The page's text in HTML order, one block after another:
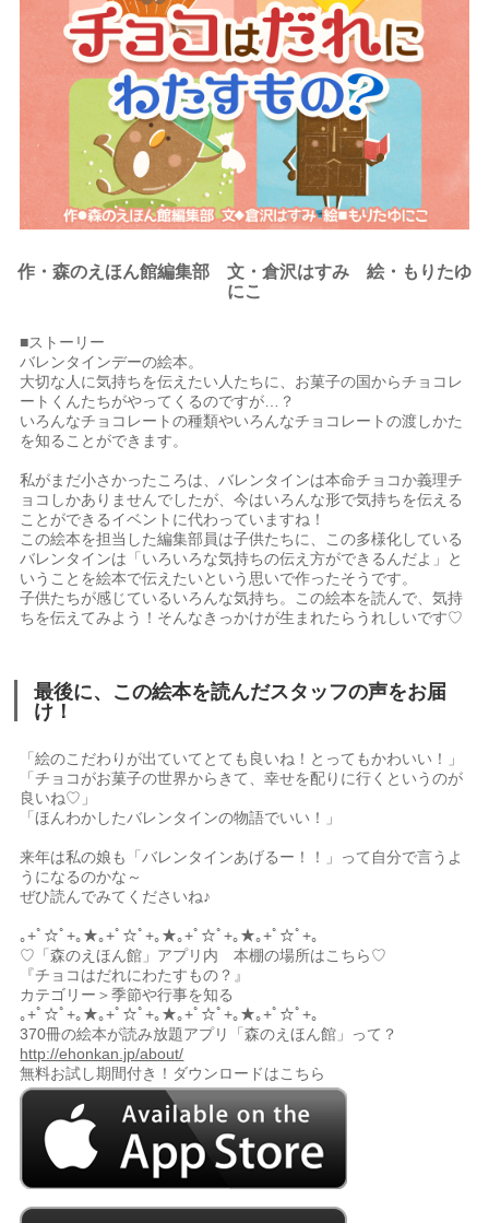
作・森のえほん館編集部 文・倉沢はすみ 絵・もりたゆ
にこ
■ストーリー
バレンタインデーの絵本。
大切な人に気持ちを伝えたい人たちに、お菓子の国からチョコレ
ートくんたちがやってくるのですが…？
いろんなチョコレートの種類やいろんなチョコレートの渡しかた
を知ることができます。
私がまだ小さかったころは、バレンタインは本命チョコか義理チ
ョコしかありませんでしたが、今はいろんな形で気持ちを伝える
ことができるイベントに代わっていますね！
この絵本を担当した編集部員は子供たちに、この多様化している
バレンタインは「いろいろな気持ちの伝え方ができるんだよ」と
いうことを絵本で伝えたいという思いで作ったそうです。
子供たちが感じているいろんな気持ち。この絵本を読んで、気持
ちを伝えてみよう！そんなきっかけが生まれたらうれしいです♡
最後に、この絵本を読んだスタッフの声をお届
け！
「絵のこだわりが出ていてとても良いね！とってもかわいい！」
「チョコがお菓子の世界からきて、幸せを配りに行くというのが
良いね♡」
「ほんわかしたバレンタインの物語でいい！」
来年は私の娘も「バレンタインあげるー！！」って自分で言うよ
うになるのかな～
ぜひ読んでみてくださいね♪
｡+ﾟ☆ﾟ+｡★｡+ﾟ☆ﾟ+｡★｡+ﾟ☆ﾟ+｡★｡+ﾟ☆ﾟ+｡
♡「森のえほん館」アプリ内 本棚の場所はこちら♡
『チョコはだれにわたすもの？』
カテゴリー＞季節や行事を知る
｡+ﾟ☆ﾟ+｡★｡+ﾟ☆ﾟ+｡★｡+ﾟ☆ﾟ+｡★｡+ﾟ☆ﾟ+｡
370冊の絵本が読み放題アプリ「森のえほん館」って？
http://ehonkan.jp/about/
無料お試し期間付き！ダウンロードはこちら